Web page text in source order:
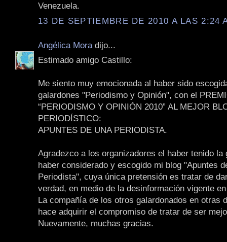
Venezuela.
13 DE SEPTIEMBRE DE 2010 A LAS 2:24
Angélica Mora dijo...
Estimado amigo Castillo:
Me siento muy emocionada al haber sido
galardones "Periodismo y Opinión", con el
“PERIODISMO Y OPINIÓN 2010” AL MEJOR
PERIODÍSTICO:
APUNTES DE UNA PERIODISTA.
Agradezco a los organizadores el haber tenido la
haber considerado y escogido mi blog "Apuntes
Periodista", cuya única pretensión es tratar de
verdad, en medio de la desinformación vigente
La compañía de los otros galardonados en otras
hace adquirir el compromiso de tratar de ser
Nuevamente, muchas gracias.